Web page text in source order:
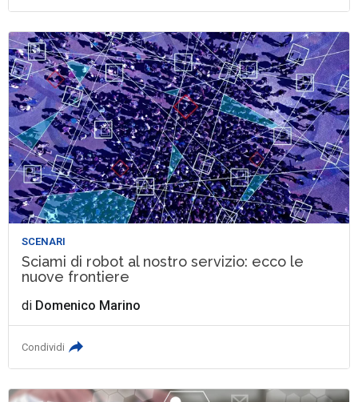
SCENARI
Sciami di robot al nostro servizio: ecco le
nuove frontiere
di Domenico Marino
Condividi